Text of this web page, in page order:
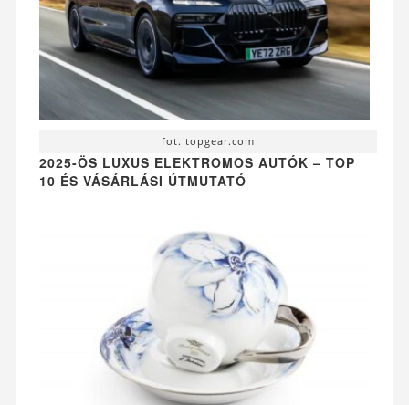
fot. topgear.com
2025-ÖS LUXUS ELEKTROMOS AUTÓK – TOP
10 ÉS VÁSÁRLÁSI ÚTMUTATÓ